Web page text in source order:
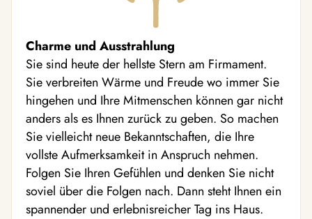
Charme und Ausstrahlung
Sie sind heute der hellste Stern am Firmament.
Sie verbreiten Wärme und Freude wo immer Sie
hingehen und Ihre Mitmenschen können gar nicht
anders als es Ihnen zurück zu geben. So machen
Sie vielleicht neue Bekanntschaften, die Ihre
vollste Aufmerksamkeit in Anspruch nehmen.
Folgen Sie Ihren Gefühlen und denken Sie nicht
soviel über die Folgen nach. Dann steht Ihnen ein
spannender und erlebnisreicher Tag ins Haus.